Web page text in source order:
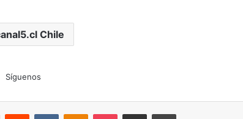
Chile
Síguenos
PinterestReddit VKontakteOdnoklassniki
Pocket Compartir por correo electrónicoImprimir